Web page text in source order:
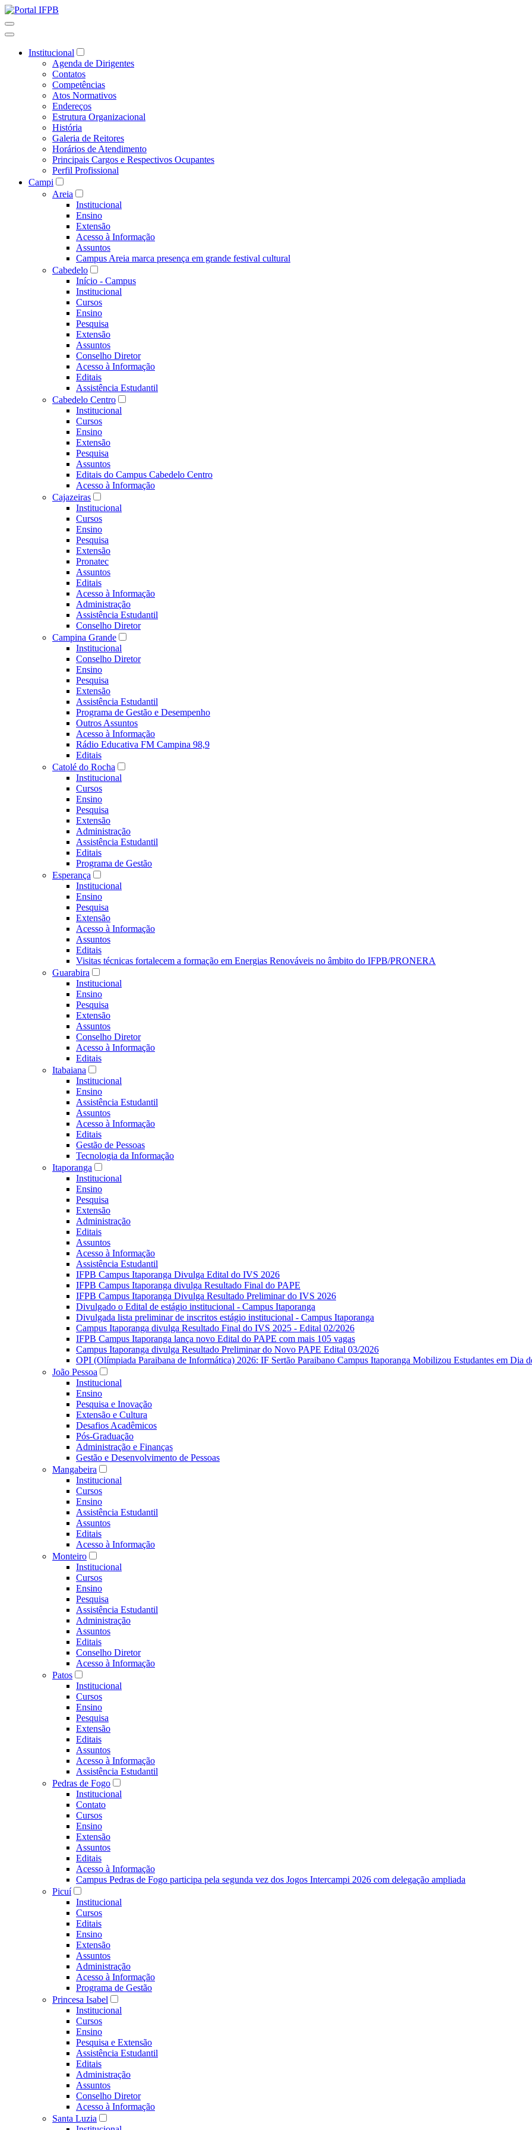
Institucional
Agenda de Dirigentes
Contatos
Competências
Atos Normativos
Endereços
Estrutura Organizacional
História
Galeria de Reitores
Horários de Atendimento
Principais Cargos e Respectivos Ocupantes
Perfil Profissional
Campi
Areia
Institucional
Ensino
Extensão
Acesso à Informação
Assuntos
Campus Areia marca presença em grande festival cultural
Cabedelo
Início - Campus
Institucional
Cursos
Ensino
Pesquisa
Extensão
Assuntos
Conselho Diretor
Acesso à Informação
Editais
Assistência Estudantil
Cabedelo Centro
Institucional
Cursos
Ensino
Extensão
Pesquisa
Assuntos
Editais do Campus Cabedelo Centro
Acesso à Informação
Cajazeiras
Institucional
Cursos
Ensino
Pesquisa
Extensão
Pronatec
Assuntos
Editais
Acesso à Informação
Administração
Assistência Estudantil
Conselho Diretor
Campina Grande
Institucional
Conselho Diretor
Ensino
Pesquisa
Extensão
Assistência Estudantil
Programa de Gestão e Desempenho
Outros Assuntos
Acesso à Informação
Rádio Educativa FM Campina 98,9
Editais
Catolé do Rocha
Institucional
Cursos
Ensino
Pesquisa
Extensão
Administração
Assistência Estudantil
Editais
Programa de Gestão
Esperança
Institucional
Ensino
Pesquisa
Extensão
Acesso à Informação
Assuntos
Editais
Visitas técnicas fortalecem a formação em Energias Renováveis no âmbito do IFPB/PRONERA
Guarabira
Institucional
Ensino
Pesquisa
Extensão
Assuntos
Conselho Diretor
Acesso à Informação
Editais
Itabaiana
Institucional
Ensino
Assistência Estudantil
Assuntos
Acesso à Informação
Editais
Gestão de Pessoas
Tecnologia da Informação
Itaporanga
Institucional
Ensino
Pesquisa
Extensão
Administração
Editais
Assuntos
Acesso à Informação
Assistência Estudantil
IFPB Campus Itaporanga Divulga Edital do IVS 2026
IFPB Campus Itaporanga divulga Resultado Final do PAPE
IFPB Campus Itaporanga Divulga Resultado Preliminar do IVS 2026
Divulgado o Edital de estágio institucional - Campus Itaporanga
Divulgada lista preliminar de inscritos estágio institucional - Campus Itaporanga
Campus Itaporanga divulga Resultado Final do IVS 2025 - Edital 02/2026
IFPB Campus Itaporanga lança novo Edital do PAPE com mais 105 vagas
Campus Itaporanga divulga Resultado Preliminar do Novo PAPE Edital 03/2026
OPI (Olímpiada Paraibana de Informática) 2026: IF Sertão Paraibano Campus Itaporanga Mobilizou Estudantes em Dia
João Pessoa
Institucional
Ensino
Pesquisa e Inovação
Extensão e Cultura
Desafios Acadêmicos
Pós-Graduação
Administração e Finanças
Gestão e Desenvolvimento de Pessoas
Mangabeira
Institucional
Cursos
Ensino
Assistência Estudantil
Assuntos
Editais
Acesso à Informação
Monteiro
Institucional
Cursos
Ensino
Pesquisa
Assistência Estudantil
Administração
Assuntos
Editais
Conselho Diretor
Acesso à Informação
Patos
Institucional
Cursos
Ensino
Pesquisa
Extensão
Editais
Assuntos
Acesso à Informação
Assistência Estudantil
Pedras de Fogo
Institucional
Contato
Cursos
Ensino
Extensão
Assuntos
Editais
Acesso à Informação
Campus Pedras de Fogo participa pela segunda vez dos Jogos Intercampi 2026 com delegação ampliada
Picuí
Institucional
Cursos
Editais
Ensino
Extensão
Assuntos
Administração
Acesso à Informação
Programa de Gestão
Princesa Isabel
Institucional
Cursos
Ensino
Pesquisa e Extensão
Assistência Estudantil
Editais
Administração
Assuntos
Conselho Diretor
Acesso à Informação
Santa Luzia